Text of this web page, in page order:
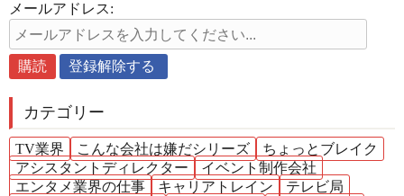
メールアドレス:
カテゴリー
TV業界 こんな会社は嫌だシリーズ
ちょっとブレイク
アシスタントディレクター
イベント制作会社
エンタメ業界の仕事
キャリアトレイン
テレビ局